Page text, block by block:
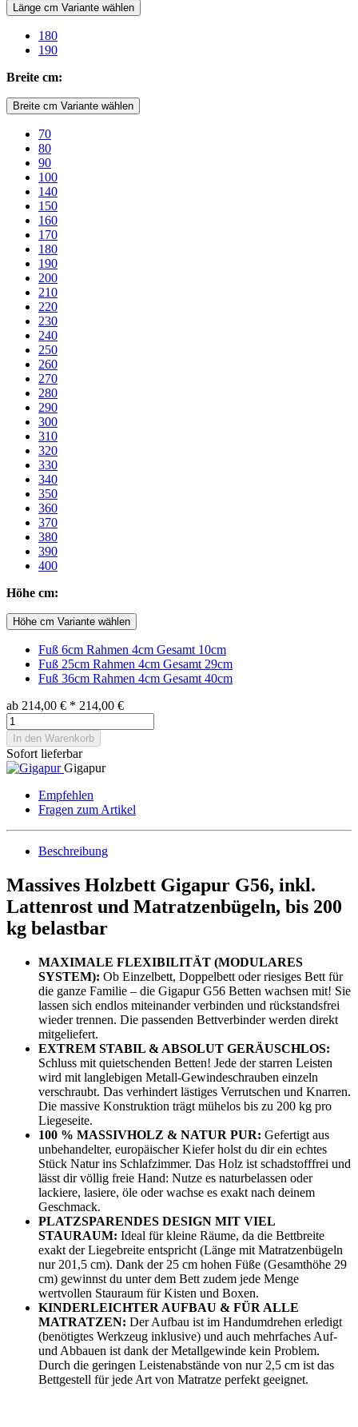
Länge cm Variante wählen
180
190
Breite cm:
Breite cm Variante wählen
70
80
90
100
140
150
160
170
180
190
200
210
220
230
240
250
260
270
280
290
300
310
320
330
340
350
360
370
380
390
400
Höhe cm:
Höhe cm Variante wählen
Fuß 6cm Rahmen 4cm Gesamt 10cm
Fuß 25cm Rahmen 4cm Gesamt 29cm
Fuß 36cm Rahmen 4cm Gesamt 40cm
ab 214,00 € * 214,00 €
In den Warenkorb
Sofort lieferbar
Gigapur
Empfehlen
Fragen zum Artikel
Beschreibung
Massives Holzbett Gigapur G56, inkl.
Lattenrost und Matratzenbügeln, bis 200
kg belastbar
MAXIMALE FLEXIBILITÄT (MODULARES
SYSTEM): Ob Einzelbett, Doppelbett oder riesiges Bett für
die ganze Familie – die Gigapur G56 Betten wachsen mit! Sie
lassen sich endlos miteinander verbinden und rückstandsfrei
wieder trennen. Die passenden Bettverbinder werden direkt
mitgeliefert.
EXTREM STABIL & ABSOLUT GERÄUSCHLOS:
Schluss mit quietschenden Betten! Jede der starren Leisten
wird mit langlebigen Metall-Gewindeschrauben einzeln
verschraubt. Das verhindert lästiges Verrutschen und Knarren.
Die massive Konstruktion trägt mühelos bis zu 200 kg pro
Liegeseite.
100 % MASSIVHOLZ & NATUR PUR: Gefertigt aus
unbehandelter, europäischer Kiefer holst du dir ein echtes
Stück Natur ins Schlafzimmer. Das Holz ist schadstofffrei und
lässt dir völlig freie Hand: Nutze es naturbelassen oder
lackiere, lasiere, öle oder wachse es exakt nach deinem
Geschmack.
PLATZSPARENDES DESIGN MIT VIEL
STAURAUM: Ideal für kleine Räume, da die Bettbreite
exakt der Liegebreite entspricht (Länge mit Matratzenbügeln
nur 201,5 cm). Dank der 25 cm hohen Füße (Gesamthöhe 29
cm) gewinnst du unter dem Bett zudem jede Menge
wertvollen Stauraum für Kisten und Boxen.
KINDERLEICHTER AUFBAU & FÜR ALLE
MATRATZEN: Der Aufbau ist im Handumdrehen erledigt
(benötigtes Werkzeug inklusive) und auch mehrfaches Auf-
und Abbauen ist dank der Metallgewinde kein Problem.
Durch die geringen Leistenabstände von nur 2,5 cm ist das
Bettgestell für jede Art von Matratze perfekt geeignet.